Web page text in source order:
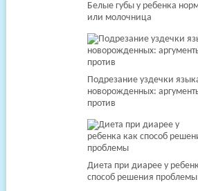
Белые губы у ребенка
или молочница
Подрезание уздечки
новорожденных:
против
Диета при диарее у
способ решения проблемы